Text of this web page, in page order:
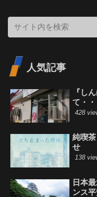
人気記事
『し
て・・
428
純喫
せ
138
日本
ンス